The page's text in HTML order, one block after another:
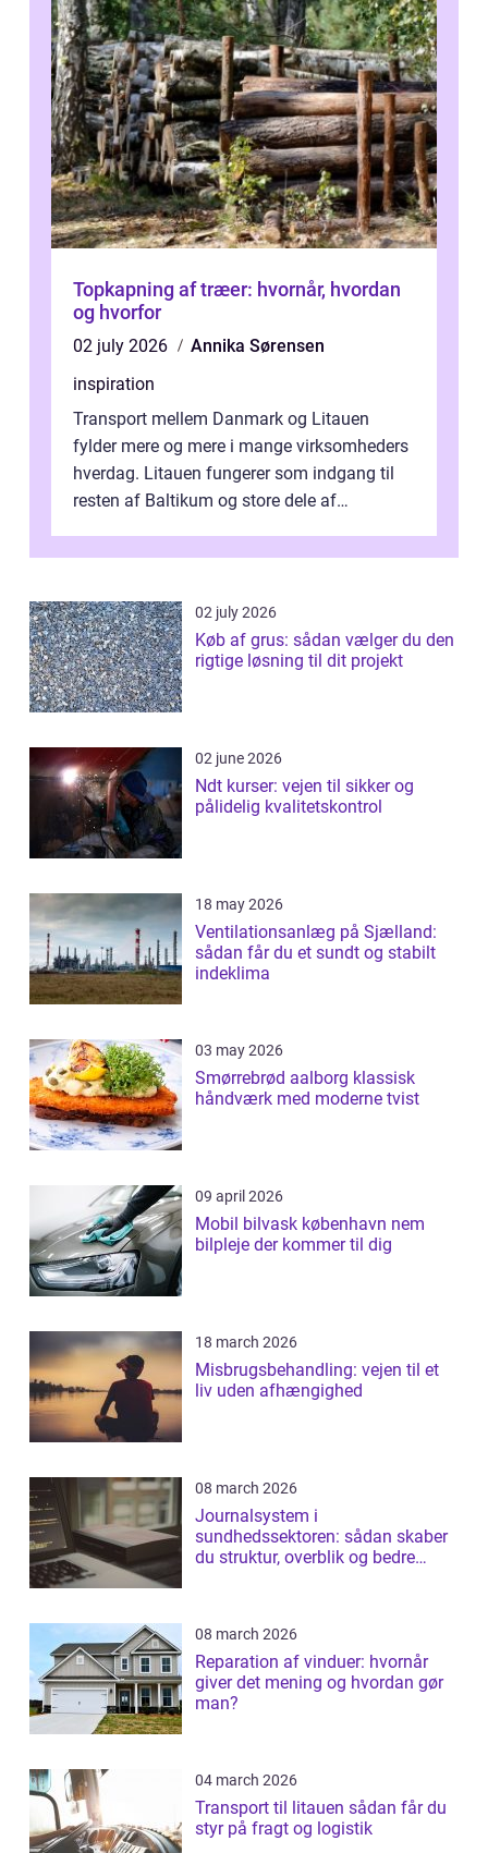
Topkapning af træer: hvornår, hvordan
og hvorfor
02 july 2026
Annika Sørensen
inspiration
Transport mellem Danmark og Litauen
fylder mere og mere i mange virksomheders
hverdag. Litauen fungerer som indgang til
resten af Baltikum og store dele af
02 july 2026
Køb af grus: sådan vælger du den
rigtige løsning til dit projekt
02 june 2026
Ndt kurser: vejen til sikker og
pålidelig kvalitetskontrol
18 may 2026
Ventilationsanlæg på Sjælland:
sådan får du et sundt og stabilt
indeklima
03 may 2026
Smørrebrød aalborg klassisk
håndværk med moderne tvist
09 april 2026
Mobil bilvask københavn nem
bilpleje der kommer til dig
18 march 2026
Misbrugsbehandling: vejen til et
liv uden afhængighed
08 march 2026
Journalsystem i
sundhedssektoren: sådan skaber
du struktur, overblik og bedre
08 march 2026
Reparation af vinduer: hvornår
giver det mening og hvordan gør
man?
04 march 2026
Transport til litauen sådan får du
styr på fragt og logistik